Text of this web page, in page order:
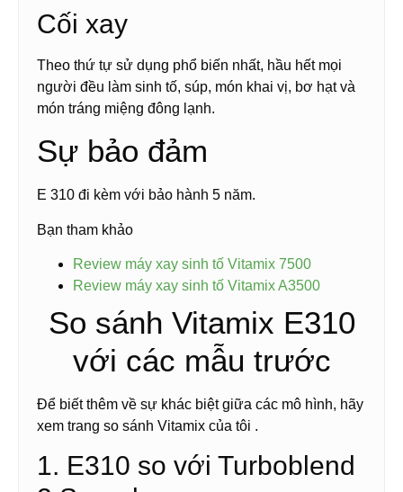
Cối xay
Theo thứ tự sử dụng phổ biến nhất, hầu hết mọi
người đều làm sinh tố, súp, món khai vị, bơ hạt và
món tráng miệng đông lạnh.
Sự bảo đảm
E 310 đi kèm với bảo hành 5 năm.
Bạn tham khảo
Review máy xay sinh tố Vitamix 7500
Review máy xay sinh tố Vitamix A3500
So sánh Vitamix E310
với các mẫu trước
Để biết thêm về sự khác biệt giữa các mô hình, hãy
xem trang so sánh Vitamix của tôi .
1. E310 so với Turboblend